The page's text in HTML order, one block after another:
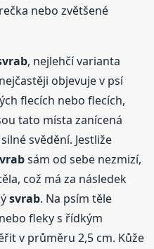
nebo zvětšené
, nejlehčí varianta
objevuje v psí
flecích nebo flecích,
tato místa zanícená
svědění. Jestliže
sám od sebe nezmizí,
což má za následek
svrab. Na psím těle
fleky s řídkým
v průměru 2,5 cm. Kůže